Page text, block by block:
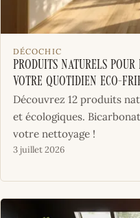
DÉCOCHIC
Produits naturels pour
votre quotidien eco-
Découvrez 12 produits
et écologiques.
votre nettoyage !
3 juillet 2026